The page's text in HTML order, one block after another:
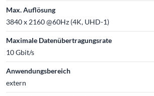
Max. Auflösung
3840 x 2160 @60Hz (4K, UHD-1)
Maximale Datenübertragungsrate
10 Gbit/s
Anwendungsbereich
extern